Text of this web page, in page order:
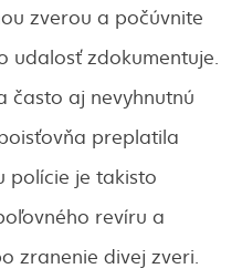
zverou a počúvnite
udalosť zdokumentuje.
často aj nevyhnutnú
preplatila
polície je takisto
revíru a
zranenie divej zveri.